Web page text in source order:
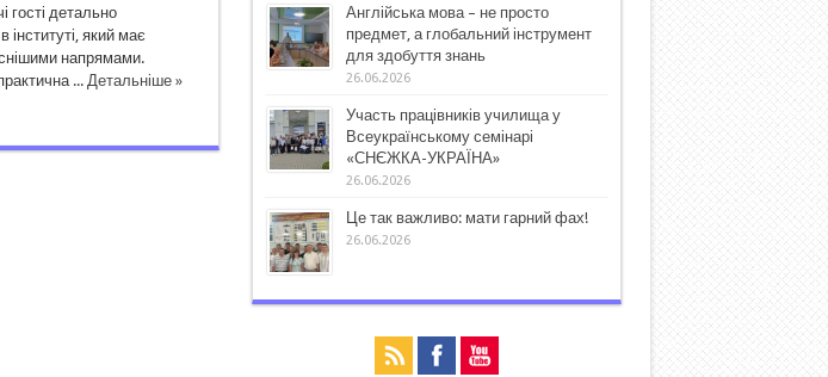
гості детально
інституті, який має
напрямами.
... Детальніше »
Англійська мова – не просто
предмет, а глобальний інструмент
для здобуття знань
26.06.2026
Участь працівників училища у
Всеукраїнському семінарі
«СНЄЖКА-УКРАЇНА»
26.06.2026
Це так важливо: мати гарний фах!
26.06.2026